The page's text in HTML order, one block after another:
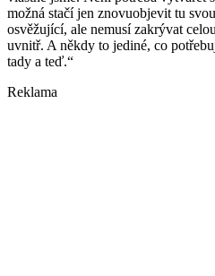
možná stačí jen znovuobjevit tu
osvěžující, ale nemusí zakrývat
uvnitř. A někdy to jediné, co
tady a teď.“
Reklama